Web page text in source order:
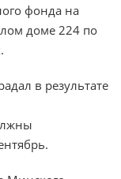
фонда на
доме 224 по
в результате